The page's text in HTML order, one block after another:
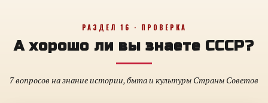
РАЗДЕЛ 16 · ПРОВЕРКА
А хорошо ли вы знаете СССР?
7 вопросов на знание истории, быта и культуры Страны Советов